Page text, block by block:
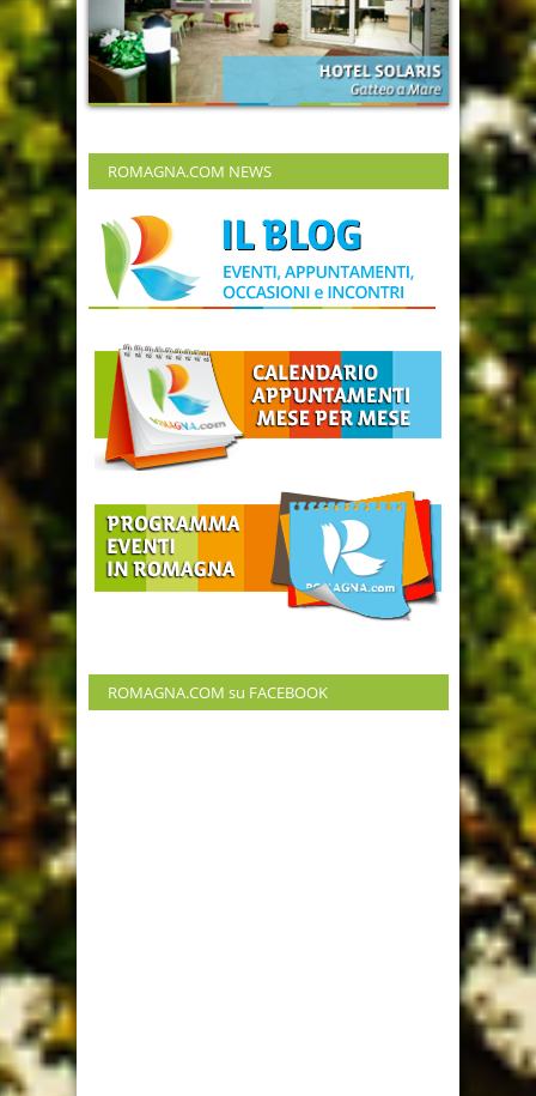
ROMAGNA.COM NEWS
ROMAGNA.COM su FACEBOOK